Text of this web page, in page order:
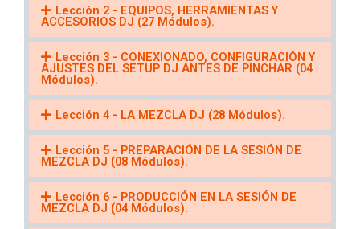
Lección 2 - EQUIPOS, HERRAMIENTAS Y
ACCESORIOS DJ (27 Módulos).
Lección 3 - CONEXIONADO, CONFIGURACIÓN Y
AJUSTES DEL SETUP DJ ANTES DE PINCHAR (04
Módulos).
Lección 4 - LA MEZCLA DJ (28 Módulos).
Lección 5 - PREPARACIÓN DE LA SESIÓN DE
MEZCLA DJ (08 Módulos).
Lección 6 - PRODUCCIÓN EN LA SESIÓN DE
MEZCLA DJ (04 Módulos).